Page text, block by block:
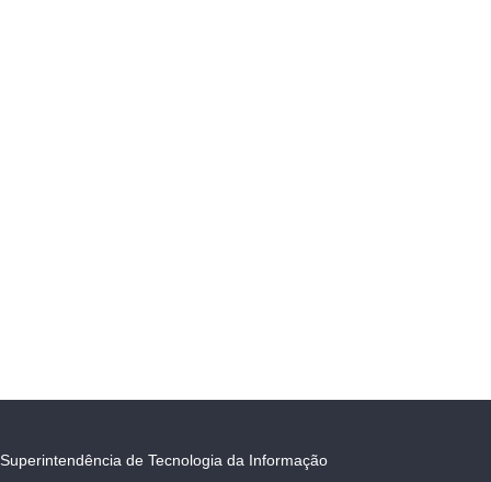
Superintendência de Tecnologia da Informação